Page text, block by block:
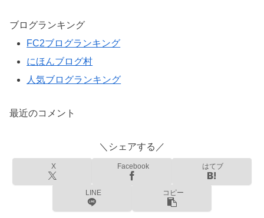
ブログランキング
FC2ブログランキング
にほんブログ村
人気ブログランキング
最近のコメント
＼シェアする／
X Facebook はてブ
LINE コピー